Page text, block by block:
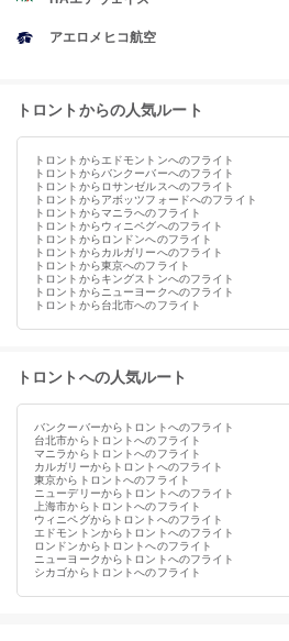
アエロメヒコ航空
トロントからの人気ルート
トロントからエドモントンへのフライト
トロントからバンクーバーへのフライト
トロントからロサンゼルスへのフライト
トロントからアボッツフォードへのフライト
トロントからマニラへのフライト
トロントからウィニペグへのフライト
トロントからロンドンへのフライト
トロントからカルガリーへのフライト
トロントから東京へのフライト
トロントからキングストンへのフライト
トロントからニューヨークへのフライト
トロントから台北市へのフライト
トロントへの人気ルート
バンクーバーからトロントへのフライト
台北市からトロントへのフライト
マニラからトロントへのフライト
カルガリーからトロントへのフライト
東京からトロントへのフライト
ニューデリーからトロントへのフライト
上海市からトロントへのフライト
ウィニペグからトロントへのフライト
エドモントンからトロントへのフライト
ロンドンからトロントへのフライト
ニューヨークからトロントへのフライト
シカゴからトロントへのフライト